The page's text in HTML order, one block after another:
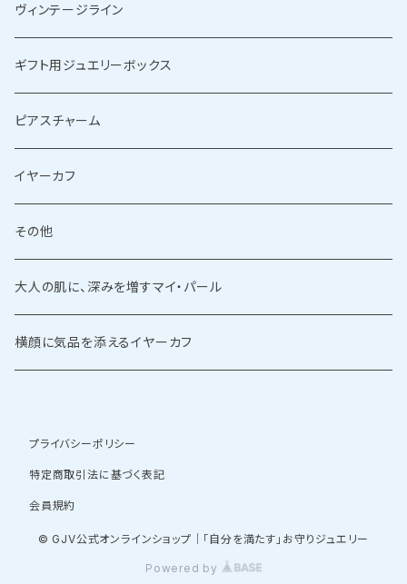
ゴールドリング
ヴィンテージライン
ギフト用ジュエリーボックス
ピアスチャーム
イヤーカフ
その他
大人の肌に、深みを増すマイ・パール
横顔に気品を添えるイヤーカフ
プライバシーポリシー
特定商取引法に基づく表記
会員規約
© GJV公式オンラインショップ｜「自分を満たす」お守りジュエリー
Powered by